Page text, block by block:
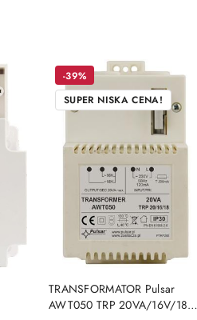
TRANSFORMATOR Pulsar
AWT050 TRP 20VA/16V/18V
-39%
SUPER NISKA CENA!
DO KOSZYKA